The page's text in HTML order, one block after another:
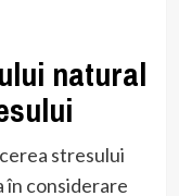
natural
stresului
în considerare